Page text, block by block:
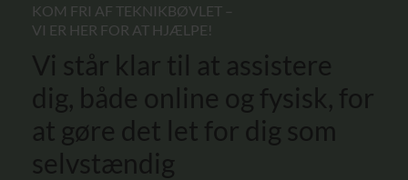
KOM FRI AF TEKNIKBØVLET –
VI ER HER FOR AT HJÆLPE!
Vi står klar til at assistere
dig, både online og fysisk, for
at gøre det let for dig som
selvstændig